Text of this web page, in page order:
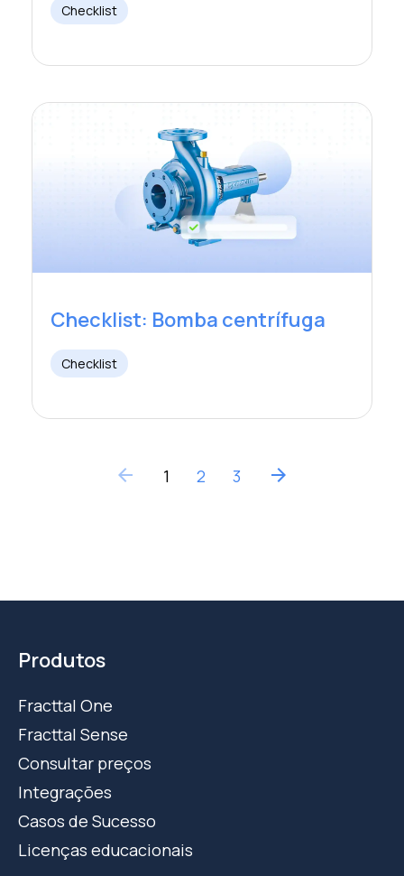
Checklist
Checklist: Bomba centrífuga
Checklist
arrow_back 1 2 3 arrow_forward
Produtos
Fracttal One
Fracttal Sense
Consultar preços
Integrações
Casos de Sucesso
Licenças educacionais